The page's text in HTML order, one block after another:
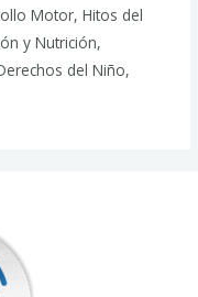
Motor, Hitos del
y Nutrición,
del Niño,